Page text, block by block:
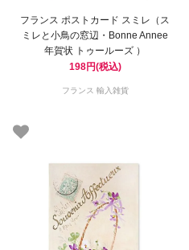
フランス ポストカード スミレ（ス
ミレと小鳥の窓辺・Bonne Annee
年賀状 トゥールーズ ）
198円(税込)
フランス 輸入雑貨